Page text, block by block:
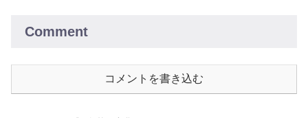
Comment
コメントを書き込む